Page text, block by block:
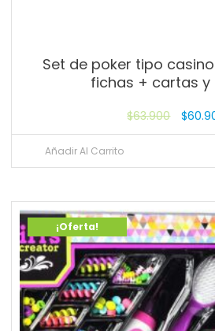
Set de poker tipo
fichas + cartas
$63.900 $
Añadir Al Carrito
¡Oferta!